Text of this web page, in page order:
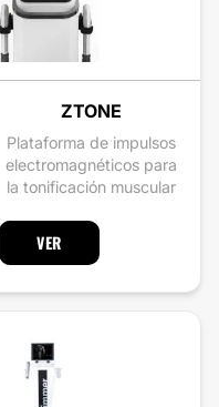
ZTONE
Plataforma de impulsos
electromagnéticos para
la tonificación muscular
VER